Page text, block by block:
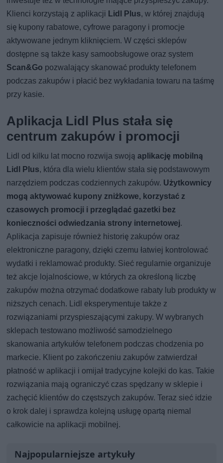
Klienci korzystają z aplikacji Lidl Plus, w której znajdują
się kupony rabatowe, cyfrowe paragony i promocje
aktywowane jednym kliknięciem. W części sklepów
dostępne są także kasy samoobsługowe oraz system
Scan&Go pozwalający skanować produkty telefonem
podczas zakupów i płacić bez wykładania towaru na taśmę
przy kasie.
Aplikacja Lidl Plus stała się
centrum zakupów i promocji
Lidl od kilku lat mocno rozwija swojąaplikację mobilną
Lidl Plus, która dla wielu klientów stała się podstawowym
narzędziem podczas codziennych zakupów. Użytkownicy
mogą aktywować kupony zniżkowe, korzystać z
czasowych promocji i przeglądać gazetki bez
konieczności odwiedzania strony internetowej.
Aplikacja zapisuje również historię zakupów oraz
elektroniczne paragony, dzięki czemu łatwiej kontrolować
wydatki i reklamować produkty. Sieć regularnie organizuje
też akcje lojalnościowe, w których za określoną liczbę
zakupów można otrzymać dodatkowe rabaty lub produkty w
niższych cenach. Lidl eksperymentuje także z
rozwiązaniami przyspieszającymi zakupy. W wybranych
sklepach testowano możliwość samodzielnego
skanowania artykułów telefonem podczas chodzenia po
markecie. Klient po zakończeniu zakupów zatwierdzał
płatność w aplikacji i omijał tradycyjne kolejki do kas. Takie
rozwiązania mają ograniczyć czas spędzany w sklepie i
zachęcić klientów do częstszych zakupów. Teraz sieć idzie
o krok dalej i sprawdza kolejną usługę opartą niemal
całkowicie na aplikacji mobilnej.
Najpopularniejsze artykuły